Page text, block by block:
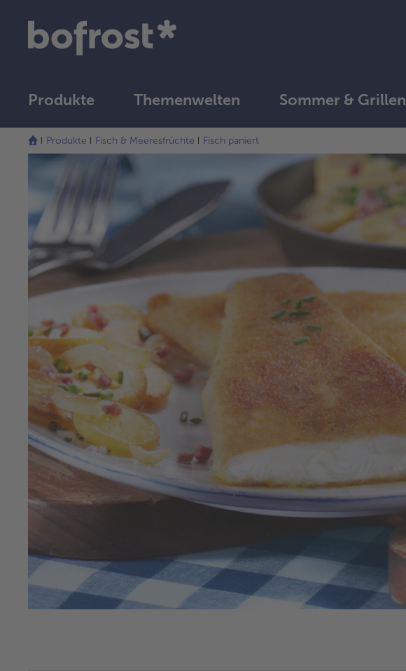
Produkte Themenwelten Sommer & Grillen
Produkte Fisch & Meeresfrüchte Fisch paniert